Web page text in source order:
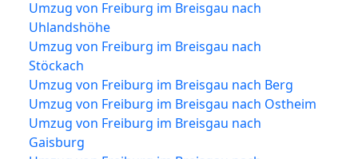
Umzug von Freiburg im Breisgau nach
Uhlandshöhe
Umzug von Freiburg im Breisgau nach
Stöckach
Umzug von Freiburg im Breisgau nach Berg
Umzug von Freiburg im Breisgau nach Ostheim
Umzug von Freiburg im Breisgau nach
Gaisburg